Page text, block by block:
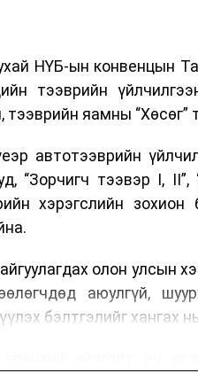
НҮБ-ын конвенцын
тээврийн
тээврийн яамны “Хөсөг”
автотээврийн
“Зорчигч тээвэр I,
хэрэгслийн зохион
олон улсын
аюулгүй,
бэлтгэлийг хангах